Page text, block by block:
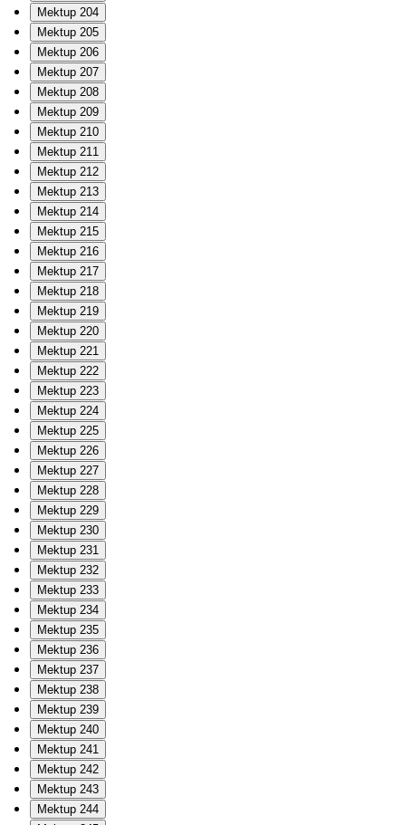
Mektup 204
Mektup 205
Mektup 206
Mektup 207
Mektup 208
Mektup 209
Mektup 210
Mektup 211
Mektup 212
Mektup 213
Mektup 214
Mektup 215
Mektup 216
Mektup 217
Mektup 218
Mektup 219
Mektup 220
Mektup 221
Mektup 222
Mektup 223
Mektup 224
Mektup 225
Mektup 226
Mektup 227
Mektup 228
Mektup 229
Mektup 230
Mektup 231
Mektup 232
Mektup 233
Mektup 234
Mektup 235
Mektup 236
Mektup 237
Mektup 238
Mektup 239
Mektup 240
Mektup 241
Mektup 242
Mektup 243
Mektup 244